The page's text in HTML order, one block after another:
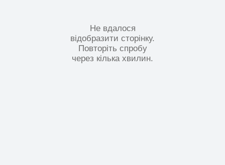
Не вдалося
відобразити сторінку.
Повторіть спробу
через кілька хвилин.